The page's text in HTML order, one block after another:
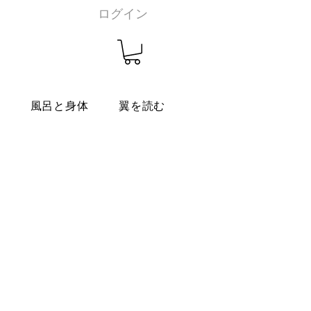
ログイン
風呂と身体 翼を読む